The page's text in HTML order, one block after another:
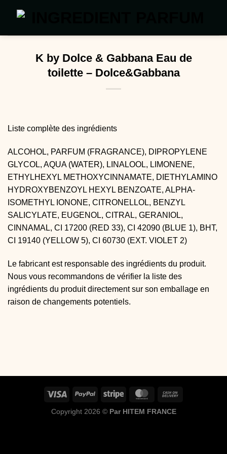
K by Dolce & Gabbana Eau de
toilette – Dolce&Gabbana
Liste complète des ingrédients
ALCOHOL, PARFUM (FRAGRANCE), DIPROPYLENE
GLYCOL, AQUA (WATER), LINALOOL, LIMONENE,
ETHYLHEXYL METHOXYCINNAMATE, DIETHYLAMINO
HYDROXYBENZOYL HEXYL BENZOATE, ALPHA-
ISOMETHYL IONONE, CITRONELLOL, BENZYL
SALICYLATE, EUGENOL, CITRAL, GERANIOL,
CINNAMAL, CI 17200 (RED 33), CI 42090 (BLUE 1), BHT,
CI 19140 (YELLOW 5), CI 60730 (EXT. VIOLET 2)
Le fabricant est responsable des ingrédients du produit.
Nous vous recommandons de vérifier la liste des
ingrédients du produit directement sur son emballage en
raison de changements potentiels.
Copyright 2026 © Par HITEM FRANCE